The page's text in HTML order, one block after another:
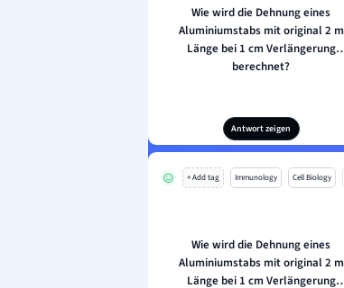
Wie wird die Dehnung eines
Aluminiumstabs mit original 2 m
Länge bei 1 cm Verlängerung
berechnet?
Antwort zeigen
+ Add tag Immunology Cell Biology
Wie wird die Dehnung eines
Aluminiumstabs mit original 2 m
Länge bei 1 cm Verlängerung